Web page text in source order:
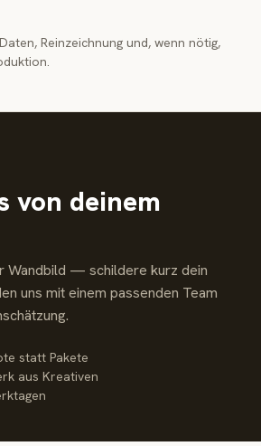
Reinzeichnung und, wenn nötig,
von deinem
Wandbild — schildere kurz dein
uns mit einem passenden Team
statt Pakete
aus Kreativen